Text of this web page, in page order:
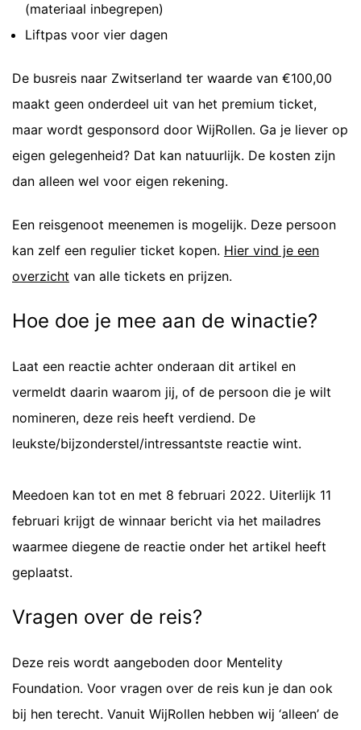
(materiaal inbegrepen)
Liftpas voor vier dagen
De busreis naar Zwitserland ter waarde van €100,00
maakt geen onderdeel uit van het premium ticket,
maar wordt gesponsord door WijRollen. Ga je liever op
eigen gelegenheid? Dat kan natuurlijk. De kosten zijn
dan alleen wel voor eigen rekening.
Een reisgenoot meenemen is mogelijk. Deze persoon
kan zelf een regulier ticket kopen. Hier vind je een
overzicht van alle tickets en prijzen.
Hoe doe je mee aan de winactie?⁠
Laat een reactie achter onderaan dit artikel en
vermeldt daarin waarom jij, of de persoon die je wilt
nomineren, deze reis heeft verdiend. De
leukste/bijzonderstel/intressantste reactie wint.
Meedoen kan tot en met 8 februari 2022. Uiterlijk 11
februari krijgt de winnaar bericht via het mailadres
waarmee diegene de reactie onder het artikel heeft
geplaatst.
Vragen over de reis?
Deze reis wordt aangeboden door Mentelity
Foundation. Voor vragen over de reis kun je dan ook
bij hen terecht. Vanuit WijRollen hebben wij ‘alleen’ de